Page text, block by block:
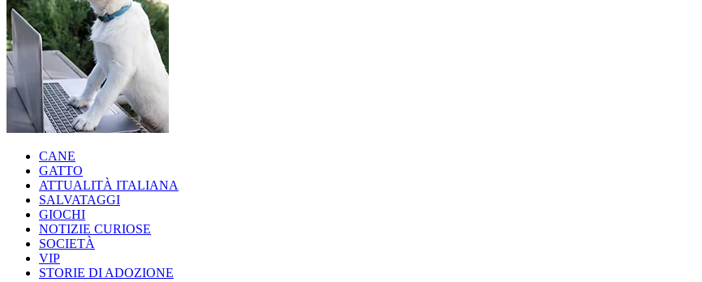
CANE
GATTO
ATTUALITÀ ITALIANA
SALVATAGGI
GIOCHI
NOTIZIE CURIOSE
SOCIETÀ
VIP
STORIE DI ADOZIONE